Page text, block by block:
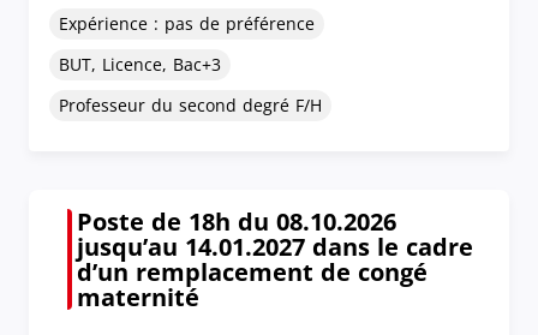
Expérience : pas de préférence
BUT, Licence, Bac+3
Professeur du second degré F/H
Poste de 18h du 08.10.2026
jusqu’au 14.01.2027 dans le cadre
d’un remplacement de congé
maternité